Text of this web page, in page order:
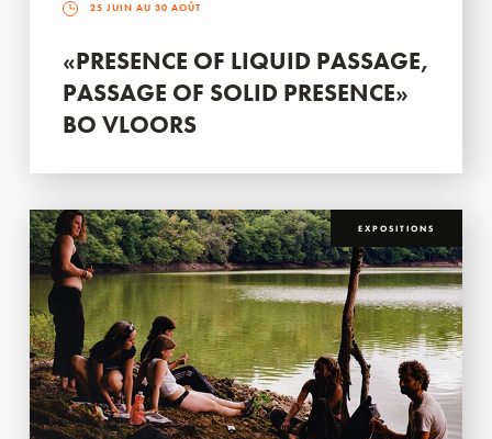
25 JUIN AU 30 AOÛT
«PRESENCE OF LIQUID PASSAGE,
PASSAGE OF SOLID PRESENCE»
BO VLOORS
EXPOSITIONS